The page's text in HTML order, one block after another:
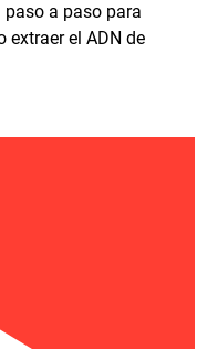
paso a paso para
extraer el ADN de